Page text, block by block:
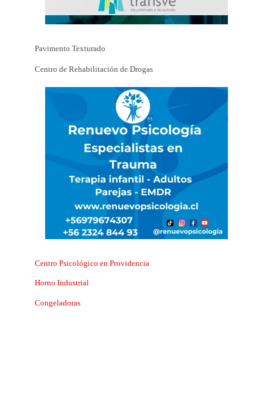
Pavimento Texturado
Centro de Rehabilitación de Drogas
Centro Psicológico en Providencia
Horno Industrial
Congeladoras